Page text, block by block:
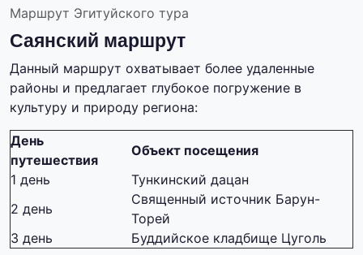
Маршрут Эгитуйского тура
Саянский маршрут
Данный маршрут охватывает более удаленные
районы и предлагает глубокое погружение в
культуру и природу региона:
День
путешествия
Объект посещения
1 день
Тункинский дацан
2 день
Священный источник Барун-
Торей
3 день
Буддийское кладбище Цуголь